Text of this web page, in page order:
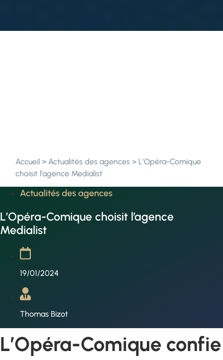
Accueil > Actualités des agences > L’Opéra-Comique
choisit l’agence Medialist
Actualités des agences
L’Opéra-Comique choisit l’agence
Medialist
19/01/2024
Thomas Bizot
L’Opéra-Comique confie